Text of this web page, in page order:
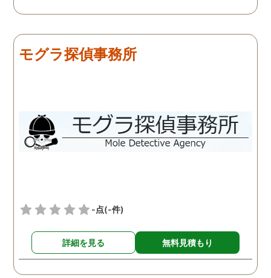
モグラ探偵事務所
-点(-件)
詳細を見る 無料見積もり